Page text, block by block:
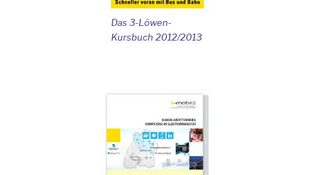
Das 3-Löwen-
Kursbuch 2012/2013